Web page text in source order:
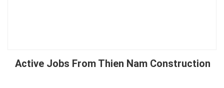
Active Jobs From Thien Nam Construction